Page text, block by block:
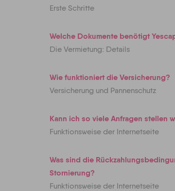
Erste Schritte
Welche Dokumente benötigt
Die Vermietung: Details
Wie funktioniert die Versicherung?
Versicherung und Pannenschutz
Kann ich so viele Anfragen stellen
Funktionsweise der Internetseite
Was sind die
Stornierung?
Funktionsweise der Internetseite